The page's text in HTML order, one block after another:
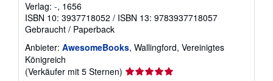
Verlag: -, 1656
ISBN 10: 3937718052 / ISBN 13: 9783937718057
Gebraucht / Paperback
Anbieter: AwesomeBooks, Wallingford, Vereinigtes
Königreich
(Verkäufer mit 5 Sternen) Verkäuferbewertung